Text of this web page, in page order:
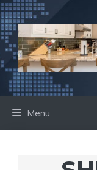
Ga
naar
de
inhoud
Menu